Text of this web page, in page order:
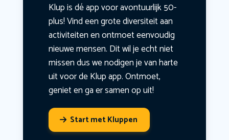
Klup is dé app voor avontuurlijk 50-
plus! Vind een grote diversiteit aan
activiteiten en ontmoet eenvoudig
nieuwe mensen. Dit wil je echt niet
missen dus we nodigen je van harte
uit voor de Klup app. Ontmoet,
geniet en ga er samen op uit!
Start met Kluppen